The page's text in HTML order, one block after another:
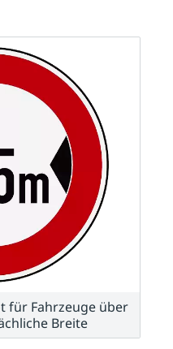
für Fahrzeuge über
Breite